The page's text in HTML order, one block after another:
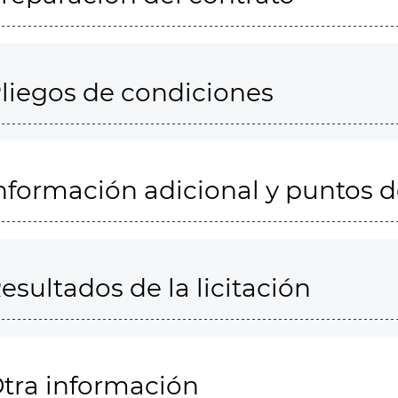
de condiciones
adicional y puntos
de la licitación
información